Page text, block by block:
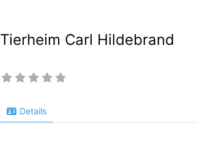
Tierheim Carl Hildebrand
Details